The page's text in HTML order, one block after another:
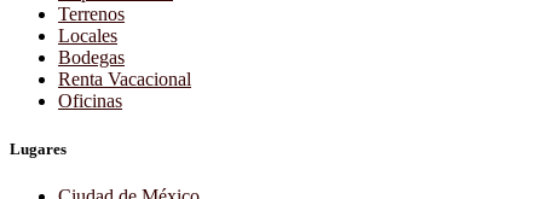
Terrenos
Locales
Bodegas
Renta Vacacional
Oficinas
Lugares